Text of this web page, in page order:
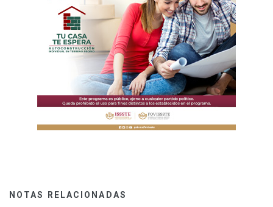
NOTAS RELACIONADAS